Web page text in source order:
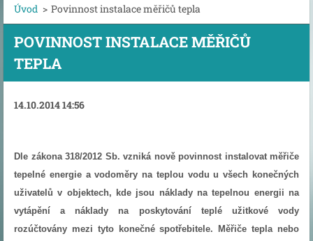
Úvod > Povinnost instalace měřičů tepla
POVINNOST INSTALACE MĚŘIČŮ
TEPLA
14.10.2014 14:56
Dle zákona 318/2012 Sb. vzniká nově povinnost instalovat měřiče
tepelné energie a vodoměry na teplou vodu u všech konečných
uživatelů v objektech, kde jsou náklady na tepelnou energii na
vytápění a náklady na poskytování teplé užitkové vody
rozúčtovány mezi tyto konečné spotřebitele. Měřiče tepla nebo